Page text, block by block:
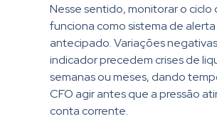
Nesse sentido, monitorar o ciclo
funciona como sistema de alerta
antecipado. Variações
indicador precedem crises de
semanas ou meses, dando
CFO agir antes que a pressão
conta corrente.